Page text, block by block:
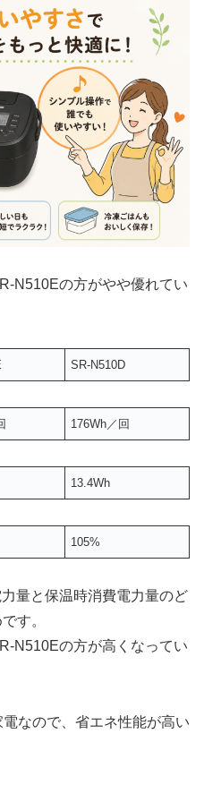
N510Eの方がやや優れてい
SR-N510D
176Wh／回
13.4Wh
105%
量と保温時消費電力量のど
す。
N510Eの方が高くなってい
なので、省エネ性能が高い